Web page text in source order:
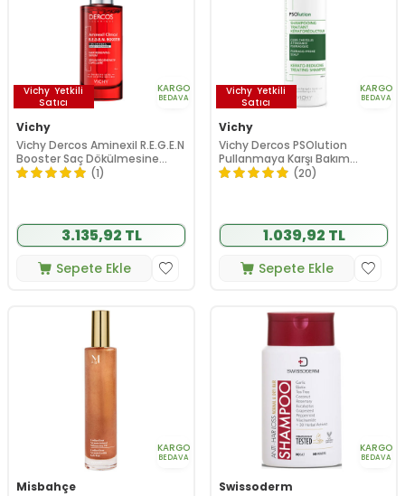
Vichy Yetkili
Satıcı
KARGO
BEDAVA
Vichy
Vichy Dercos Aminexil R.E.G.E.N
Booster Saç Dökülmesine
Karşı Serum 90 ml
(1)
3.135,92 TL
Sepete Ekle
Vichy Yetkili
Satıcı
KARGO
BEDAVA
Vichy
Vichy Dercos PSOlution
Pullanmaya Karşı Bakım
Şampuanı 200 ml
(20)
1.039,92 TL
Sepete Ekle
KARGO
BEDAVA
Misbahçe
KARGO
BEDAVA
Swissoderm